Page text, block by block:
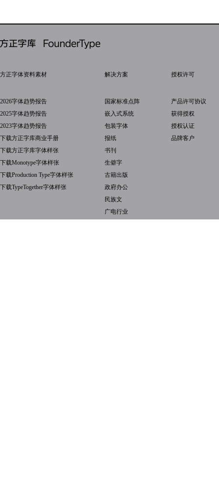
方正字体资料素材
2026字体趋势报告
2025字体趋势报告
2023字体趋势报告
下载方正字库商业手册
下载方正字库字体样张
下载Monotype字体样张
下载Production Type字体样张
下载TypeTogether字体样张
解决方案
国家标准点阵
嵌入式系统
包装字体
报纸
书刊
生僻字
古籍出版
政府办公
民族文
广电行业
授权许可
产品许可协议
获得授权
授权认证
品牌客户